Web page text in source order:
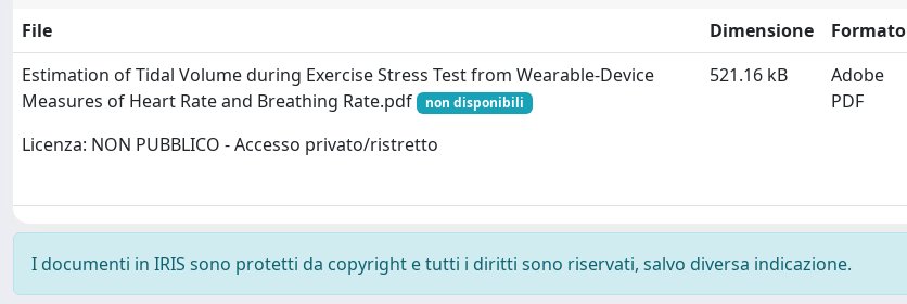
File
Dimensione
Formato
Estimation of Tidal Volume during Exercise Stress Test from Wearable-Device
Measures of Heart Rate and Breathing Rate.pdf
non disponibili
Licenza: NON PUBBLICO - Accesso privato/ristretto
521.16 kB
Adobe
PDF
I documenti in IRIS sono protetti da copyright e tutti i diritti sono riservati, salvo diversa indicazione.